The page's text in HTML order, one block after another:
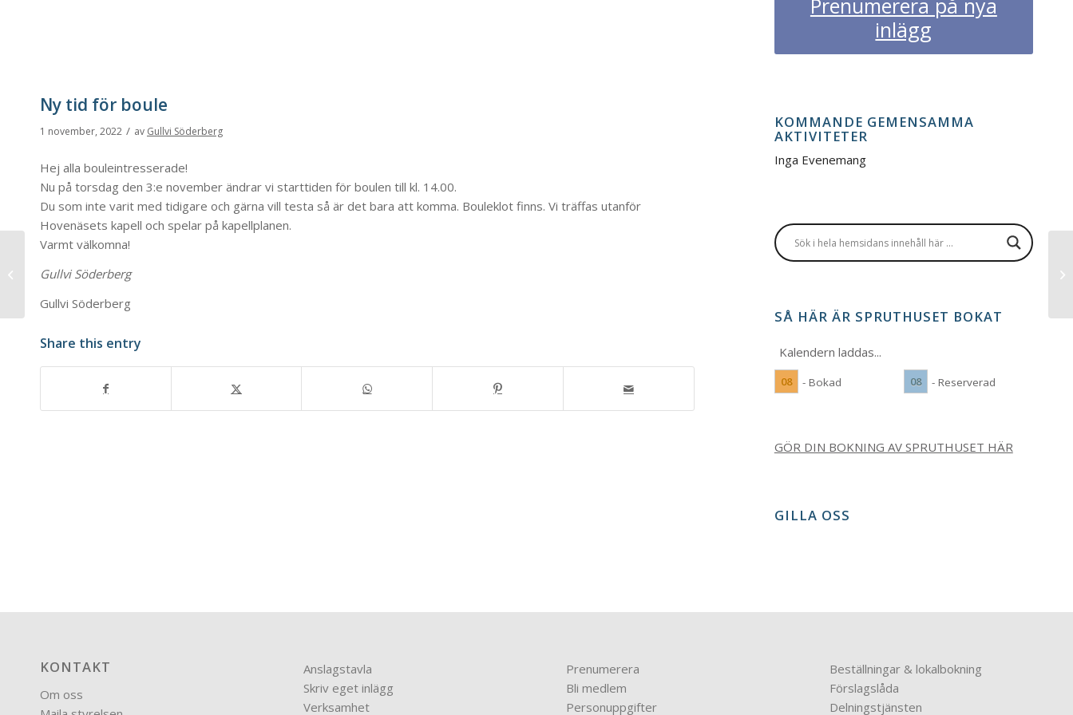
Ny tid för boule
1 november, 2022 / av Gullvi Söderberg
Hej alla bouleintresserade!
Nu på torsdag den 3:e november ändrar vi starttiden för boulen till kl. 14.00.
Du som inte varit med tidigare och gärna vill testa så är det bara att komma. Bouleklot finns. Vi träffas utanför
Hovenäsets kapell och spelar på kapellplanen.
Varmt välkomna!
Gullvi Söderberg
Gullvi Söderberg
Share this entry
Prenumerera på nya
inlägg
KOMMANDE GEMENSAMMA
AKTIVITETER
Inga Evenemang
SÅ HÄR ÄR SPRUTHUSET BOKAT
Kalendern laddas...
08 - Bokad 08 - Reserverad
GÖR DIN BOKNING AV SPRUTHUSET HÄR
GILLA OSS
KONTAKT
Om oss
Anslagstavla
Skriv eget inlägg
Verksamhet
Prenumerera
Bli medlem
Personuppgifter
Beställningar & lokalbokning
Förslagslåda
Delningstjänsten
Tack